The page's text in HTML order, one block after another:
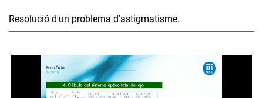
Resolució d'un problema d'astigmatisme.